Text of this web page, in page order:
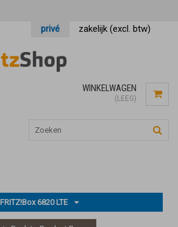
privé zakelijk (excl. btw)
WINKELWAGEN
(LEEG)
FRITZ!Box 6820 LTE